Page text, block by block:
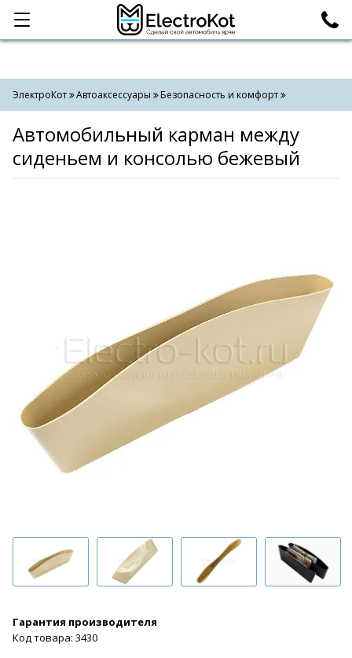
Категории Поиск
ЭлектроКот Автоаксессуары Безопасность и комфорт
Автомобильный карман между
сиденьем и консолью бежевый
Гарантия производителя
Код товара: 3430